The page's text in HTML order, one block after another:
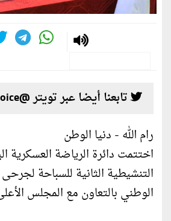
تابعنا أيضا عبر تويتر @alwatanvoice
رام الله - دنيا الوطن
اختتمت دائرة الرياضة العسكرية
التنشيطية الثانية للسباحة
الوطني بالتعاون مع المجلس